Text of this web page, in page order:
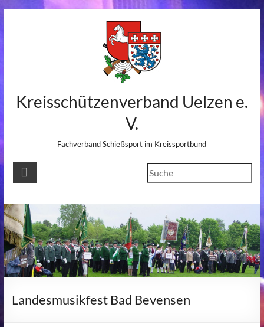
Kreisschützenverband Uelzen e.
V.
Fachverband Schießsport im Kreissportbund
Landesmusikfest Bad Bevensen